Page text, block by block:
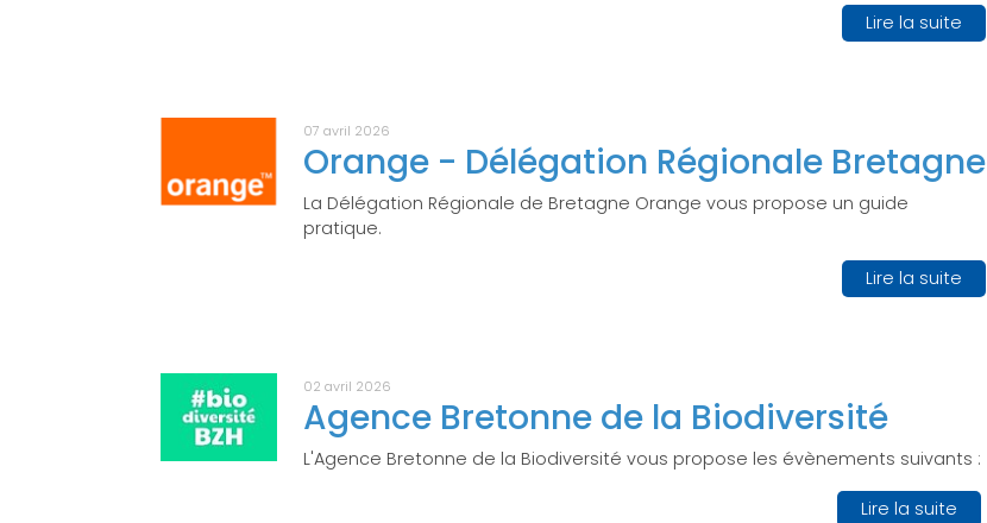
Lire la suite
07 avril 2026
Orange - Délégation Régionale Bretagne
La Délégation Régionale de Bretagne Orange vous propose un guide
pratique.
Lire la suite
02 avril 2026
Agence Bretonne de la Biodiversité
L'Agence Bretonne de la Biodiversité vous propose les évènements suivants :
Lire la suite